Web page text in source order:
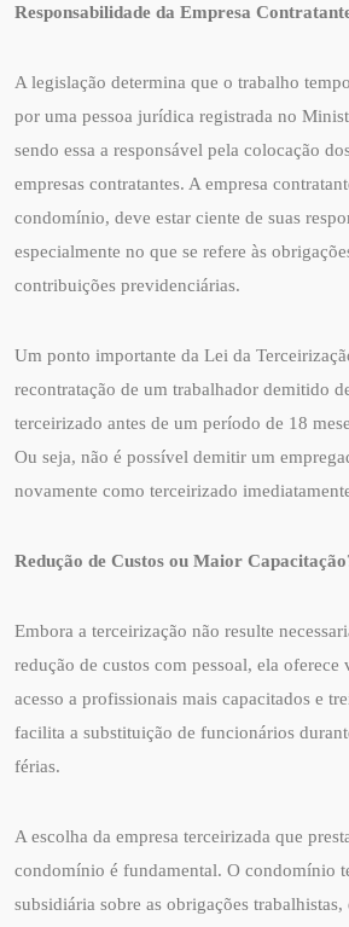
Responsabilidade da Empresa
A legislação determina que o trabalho
por uma pessoa jurídica registrada no
sendo essa a responsável pela colocação
empresas contratantes. A empresa
condomínio, deve estar ciente de suas
especialmente no que se refere às
contribuições previdenciárias.
Um ponto importante da Lei da
recontratação de um trabalhador demitido
terceirizado antes de um período de 18
Ou seja, não é possível demitir um
novamente como terceirizado
Redução de Custos ou Maior
Embora a terceirização não resulte
redução de custos com pessoal, ela oferece
acesso a profissionais mais capacitados e
facilita a substituição de funcionários
férias.
A escolha da empresa terceirizada que
condomínio é fundamental. O condomínio
subsidiária sobre as obrigações trabalhistas,